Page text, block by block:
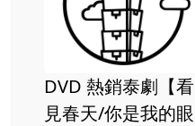
DVD 熱銷泰劇【看
見春天/你是我的眼